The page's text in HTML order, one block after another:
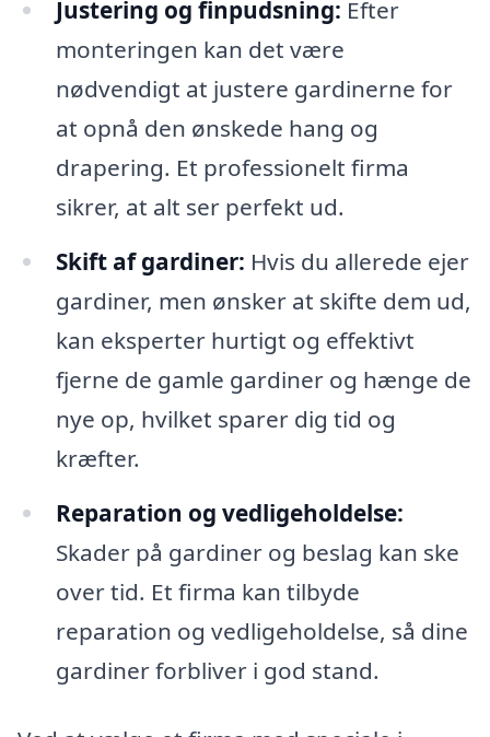
Justering og finpudsning: Efter
monteringen kan det være
nødvendigt at justere gardinerne for
at opnå den ønskede hang og
drapering. Et professionelt firma
sikrer, at alt ser perfekt ud.
Skift af gardiner: Hvis du allerede ejer
gardiner, men ønsker at skifte dem ud,
kan eksperter hurtigt og effektivt
fjerne de gamle gardiner og hænge de
nye op, hvilket sparer dig tid og
kræfter.
Reparation og vedligeholdelse:
Skader på gardiner og beslag kan ske
over tid. Et firma kan tilbyde
reparation og vedligeholdelse, så dine
gardiner forbliver i god stand.